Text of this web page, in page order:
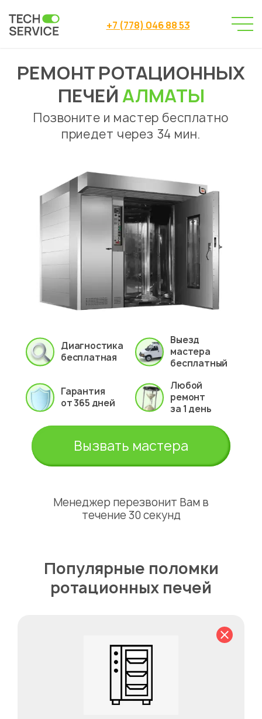
+7 (778) 046 88 53
Сервисный центр
→
Ремонт ротационных печей Алматы
РЕМОНТ РОТАЦИОННЫХ
ПЕЧЕЙАЛМАТЫ
Позвоните и мастер бесплатно
приедет через 34 мин.
Диагностика
бесплатная
Выезд
мастера
бесплатный
Гарантия
от 365 дней
Любой
ремонт
за 1 день
Вызвать мастера
Менеджер перезвонит Вам в
течение 30 секунд
Популярные поломки
ротационных печей